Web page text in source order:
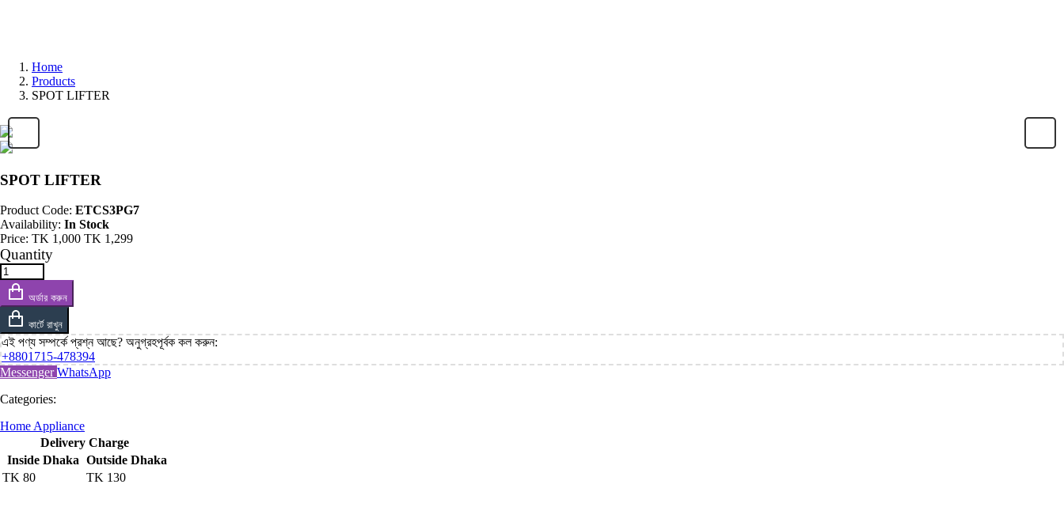
Home
Products
SPOT LIFTER
SPOT LIFTER
Product Code: ETCS3PG7
Availability: In Stock
Price: TK 1,000 TK 1,299
Quantity
অর্ডার করুন
কার্টে রাখুন
এই পণ্য সম্পর্কে প্রশ্ন আছে? অনুগ্রহপূর্বক কল করুন:
+8801715-478394
MessengerWhatsApp
Categories:
Home Appliance
Delivery Charge
Inside Dhaka Outside Dhaka
TK 80 TK 130